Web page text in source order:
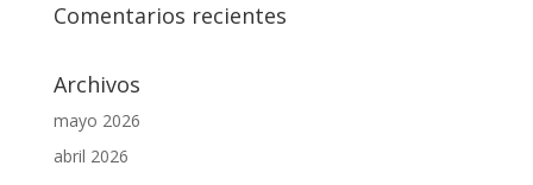
Comentarios recientes
Archivos
mayo 2026
abril 2026